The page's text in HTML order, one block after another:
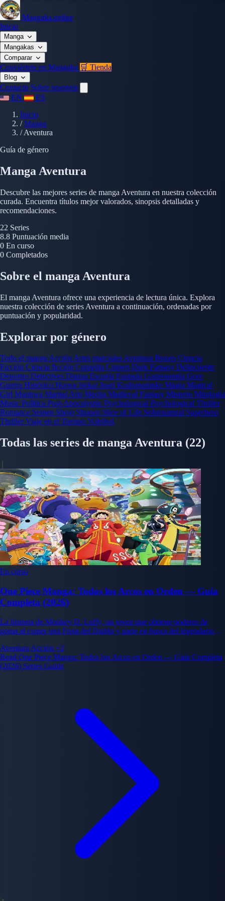
Mangaka.online
Inicio
Manga
Mangakas
Comparar
Conviértete en Mangaka 🛒 Tienda
Blog
Contacto Sobre nosotros
EN
ES
Inicio
/ Manga
/ Aventura
Guía de género
Manga Aventura
Descubre las mejores series de manga Aventura en nuestra colección
curada. Encuentra títulos mejor valorados, sinopsis detalladas y
recomendaciones.
22 Series
8.8 Puntuación media
0 En curso
0 Completados
Sobre el manga Aventura
El manga Aventura ofrece una experiencia de lectura única. Explora
nuestra colección de series Aventura a continuación, ordenadas por
puntuación y popularidad.
Explorar por género
Todo el mangaAcciónArtes marcialesAventura Boxeo Ciencia
Ficción Ciencia ficción Comedia Crimen Dark Fantasy Delincuente
Deportes Detectives Drama Escuela Fantasía Gastronomía Gore
Guerra Histórico HorrorIsekai Josei Kodomomuke Magia Magical
Girl Manhwa Martial Arts Mecha Medieval Fantasy Misterio Mitología
Music Política Post-Apocalyptic Psychological Psychological Thriller
Romance Seinen Shojo Shonen Slice of Life Sobrenatural Superhero
ThrillerViaje en el Tiempo Voleibol
Todas las series de manga Aventura (22)
En curso
One Piece Manga: Todos los Arcos en Orden — Guía
Completa (2026)
La historia de Monkey D. Luffy, un joven que obtiene poderes de
goma al comer una Fruta del Diablo y parte en busca del legendario
Aventura Acción +2
Read One Piece Manga: Todos los Arcos en Orden — Guía Completa
(2026) Series Guide